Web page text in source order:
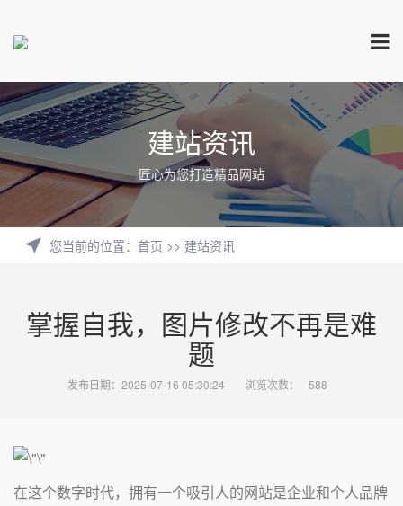
建站资讯
匠心为您打造精品网站
您当前的位置： 首页 >> 建站资讯
掌握自我，图片修改不再是难
题
发布日期：2025-07-16 05:30:24 浏览次数： 588
在这个数字时代，拥有一个吸引人的网站是企业和个人品牌